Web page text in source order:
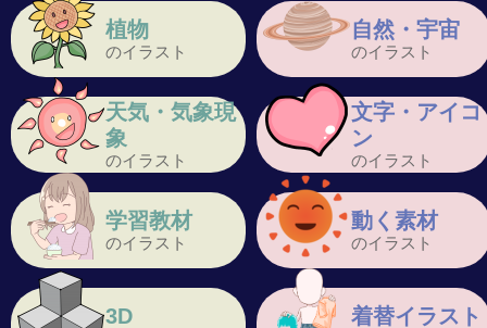
植物
のイラスト
自然・宇宙
のイラスト
天気・気象現
象
のイラスト
文字・アイコ
ン
のイラスト
学習教材
のイラスト
動く素材
のイラスト
3D 着替イラスト